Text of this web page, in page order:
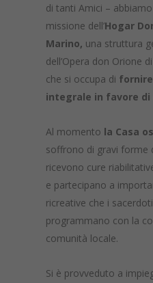
di tanti Amici –
missione dell’Hogar
Marino, una struttura
dell’Opera don Orione
che si occupa di
integrale in favore di
Al momento la Casa
soffrono di gravi forme
ricevono cure
e partecipano a
ricreative che i
programmano con la
comunità locale.
Si è provveduto a